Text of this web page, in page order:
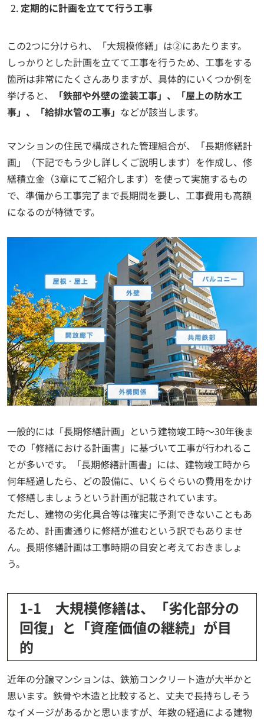
定期的に計画を立てて行う工事
この2つに分けられ、「大規模修繕」は②にあたります。
しっかりとした計画を立てて工事を行うため、工事をする
箇所は非常にたくさんありますが、具体的にいくつか例を
挙げると、
「鉄部や外壁の塗装工事」、「屋上の防水工
事」、「給排水管の工事」 などが該当します。
マンションの住民で構成された管理組合が、「長期修繕計
画」（下記でもう少し詳しくご説明します）を作成し、修
繕積立金（3章にてご紹介します）を使って実施するもの
で、準備から工事完了まで長期間を要し、工事費用も高額
になるのが特徴です。
一般的には「長期修繕計画」という建物竣工時～30年後ま
での「修繕における計画書」に基づいて工事が行われるこ
とが多いです。「長期修繕計画書」には、建物竣工時から
何年経過したら、どの設備に、いくらぐらいの費用をかけ
て修繕しましょうという計画が記載されています。
ただし、建物の劣化具合等は確実に予測できないこともあ
るため、計画書通りに修繕が進むという訳でもありませ
ん。長期修繕計画は工事時期の目安と考えておきましょ
う。
1-1 大規模修繕は、「劣化部分の
回復」と「資産価値の継続」が目
的
近年の分譲マンションは、鉄筋コンクリート造が大半かと
思います。鉄骨や木造と比較すると、丈夫で長持ちしそう
なイメージがあるかと思いますが、年数の経過による建物